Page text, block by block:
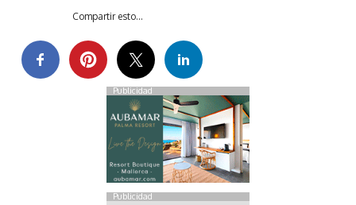
Compartir esto...
Publicidad
Publicidad